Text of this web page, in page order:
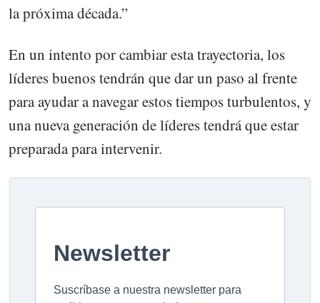
la próxima década.”
En un intento por cambiar esta trayectoria, los
líderes buenos tendrán que dar un paso al frente
para ayudar a navegar estos tiempos turbulentos, y
una nueva generación de líderes tendrá que estar
preparada para intervenir.